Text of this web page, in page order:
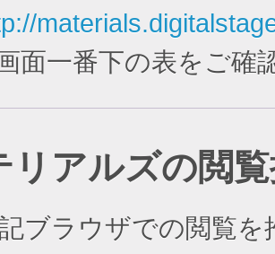
面一番下の表をご確
リアルズの閲
ブラウザでの閲覧を